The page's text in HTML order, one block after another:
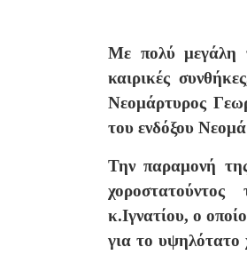
Με πολύ μεγάλη
καιρικές
Νεομάρτυρος
του ενδόξου
Την παραμονή
κ.Ιγνατίου, ο
για το υψηλότατο